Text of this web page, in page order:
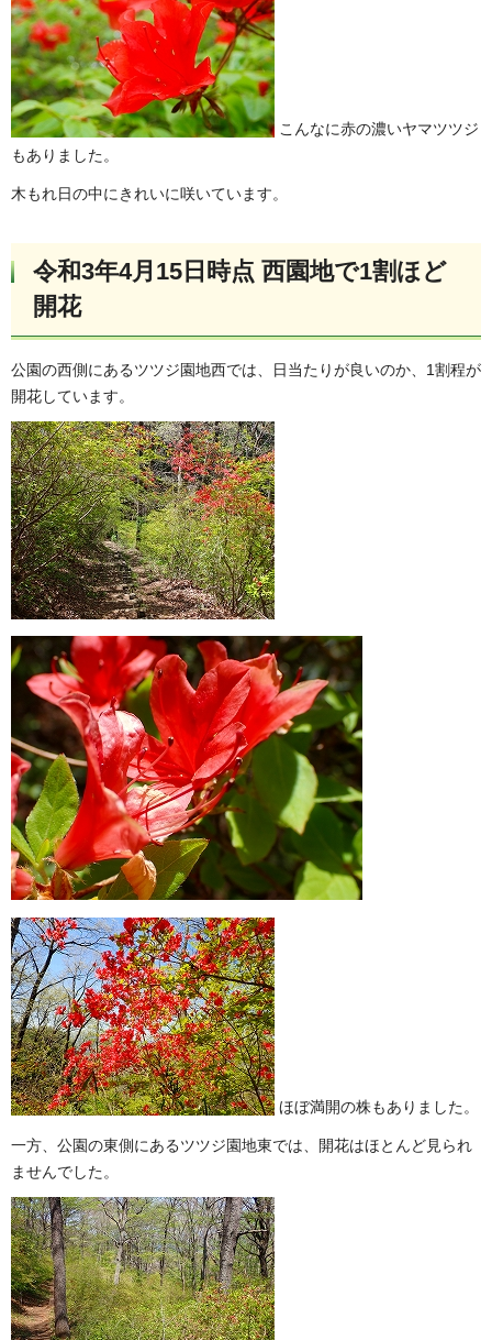
こんなに赤の濃いヤマツツジ
もありました。
木もれ日の中にきれいに咲いています。
令和3年4月15日時点 西園地で1割ほど
開花
公園の西側にあるツツジ園地西では、日当たりが良いのか、1割程が
開花しています。
ほぼ満開の株もありました。
一方、公園の東側にあるツツジ園地東では、開花はほとんど見られ
ませんでした。